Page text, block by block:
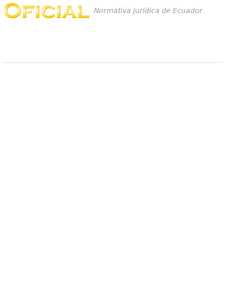
Normativa Jurídica de Ecuador